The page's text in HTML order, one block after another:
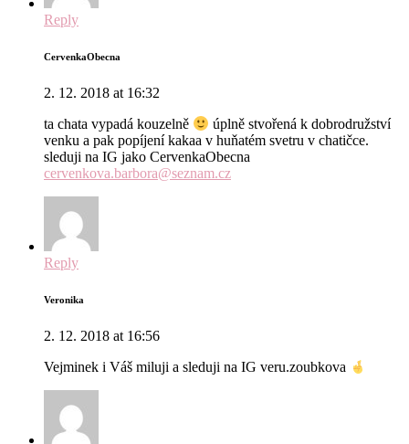
Reply
CervenkaObecna
2. 12. 2018 at 16:32
ta chata vypadá kouzelně
úplně stvořená k dobrodružství
venku a pak popíjení kakaa v huňatém svetru v chatičce.
sleduji na IG jako CervenkaObecna
cervenkova.barbora@seznam.cz
Reply
Veronika
2. 12. 2018 at 16:56
Vejminek i Váš miluji a sleduji na IG veru.zoubkova